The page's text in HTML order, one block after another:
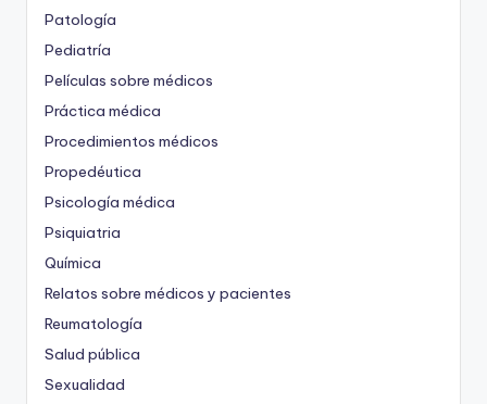
Patología
Pediatría
Películas sobre médicos
Práctica médica
Procedimientos médicos
Propedéutica
Psicología médica
Psiquiatria
Química
Relatos sobre médicos y pacientes
Reumatología
Salud pública
Sexualidad